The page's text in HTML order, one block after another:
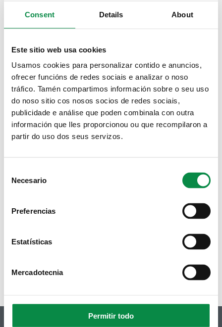
Consent Details About
Este sitio web usa cookies
Usamos cookies para personalizar contido e anuncios,
ofrecer funcións de redes sociais e analizar o noso
tráfico. Tamén compartimos información sobre o seu uso
do noso sitio cos nosos socios de redes sociais,
publicidade e análise que poden combinala con outra
información que lles proporcionou ou que recompilaron a
partir do uso dos seus servizos.
Selection
Necesario
Preferencias
Estatísticas
Mercadotecnia
Permitir todo
dirección Santiago – Padrón
Imagen:
O TSX de Madrid desestima os argumentos